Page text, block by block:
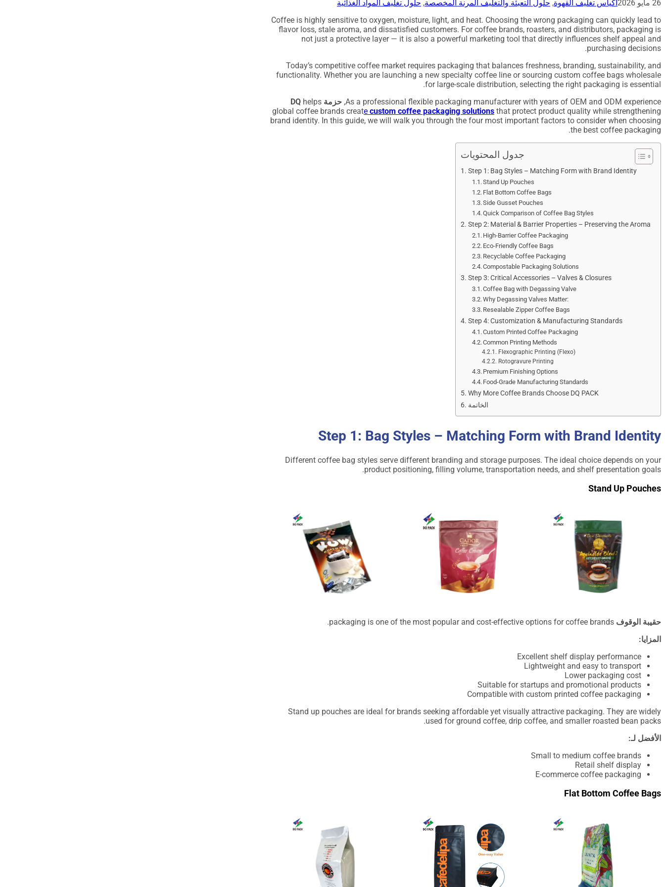
26 مايو 2026 أكياس تغليف القهوة, حلول التعبئة والتغليف المرنة المخصصة, حلول تغليف المواد الغذائية
Coffee is highly sensitive to oxygen, moisture, light, and heat. Choosing the wrong packaging can quickly lead to
flavor loss, stale aroma, and dissatisfied customers. For coffee brands, roasters, and distributors, packaging is
not just a protective layer — it is also a powerful marketing tool that directly influences shelf appeal and
purchasing decisions.
Today’s competitive coffee market requires packaging that balances freshness, branding, sustainability, and
functionality. Whether you are launching a new specialty coffee line or sourcing custom coffee bags wholesale
for large-scale distribution, selecting the right packaging is essential.
As a professional flexible packaging manufacturer with years of OEM and ODM experience, حزمة DQ helps
global coffee brands create custom coffee packaging solutions that protect product quality while strengthening
brand identity. In this guide, we will walk you through the four most important factors to consider when choosing
the best coffee packaging.
جدول المحتويات
Step 1: Bag Styles – Matching Form with Brand Identity
Stand Up Pouches
Flat Bottom Coffee Bags
Side Gusset Pouches
Quick Comparison of Coffee Bag Styles
Step 2: Material & Barrier Properties – Preserving the Aroma
High-Barrier Coffee Packaging
Eco-Friendly Coffee Bags
Recyclable Coffee Packaging
Compostable Packaging Solutions
Step 3: Critical Accessories – Valves & Closures
Coffee Bag with Degassing Valve
Why Degassing Valves Matter:
Resealable Zipper Coffee Bags
Step 4: Customization & Manufacturing Standards
Custom Printed Coffee Packaging
Common Printing Methods
Flexographic Printing (Flexo)
Rotogravure Printing
Premium Finishing Options
Food-Grade Manufacturing Standards
Why More Coffee Brands Choose DQ PACK
الخاتمة
Step 1: Bag Styles – Matching Form with Brand Identity
Different coffee bag styles serve different branding and storage purposes. The ideal choice depends on your
product positioning, filling volume, transportation needs, and shelf presentation goals.
Stand Up Pouches
حقيبة الوقوف
المزايا:
Excellent shelf display performance
Lightweight and easy to transport
Lower packaging cost
Suitable for startups and promotional products
Compatible with custom printed coffee packaging
Stand up pouches are ideal for brands seeking affordable yet visually attractive packaging. They are widely
used for ground coffee, drip coffee, and smaller roasted bean packs.
الأفضل لـ:
Small to medium coffee brands
Retail shelf display
E-commerce coffee packaging
Flat Bottom Coffee Bags